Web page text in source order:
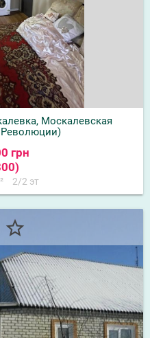
Москалевская
Революции)
грн
2/2 эт
star_border